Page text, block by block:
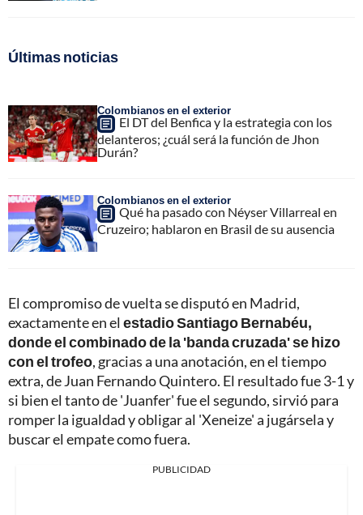
Últimas noticias
Colombianos en el exterior
El DT del Benfica y la estrategia con los
delanteros; ¿cuál será la función de Jhon
Durán?
Colombianos en el exterior
Qué ha pasado con Néyser Villarreal en
Cruzeiro; hablaron en Brasil de su ausencia
El compromiso de vuelta se disputó en Madrid,
exactamente en el estadio Santiago Bernabéu,
donde el combinado de la 'banda cruzada' se hizo
con el trofeo, gracias a una anotación, en el tiempo
extra, de Juan Fernando Quintero. El resultado fue 3-1 y
si bien el tanto de 'Juanfer' fue el segundo, sirvió para
romper la igualdad y obligar al 'Xeneize' a jugársela y
buscar el empate como fuera.
PUBLICIDAD